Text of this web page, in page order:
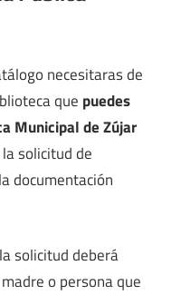
necesitaras de
que puedes
Municipal de Zújar
solicitud de
documentación
solicitud deberá
o persona que